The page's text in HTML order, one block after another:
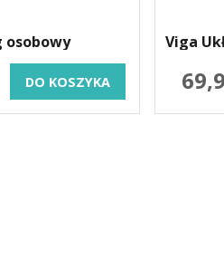
osobowy
DO KOSZYKA
Viga